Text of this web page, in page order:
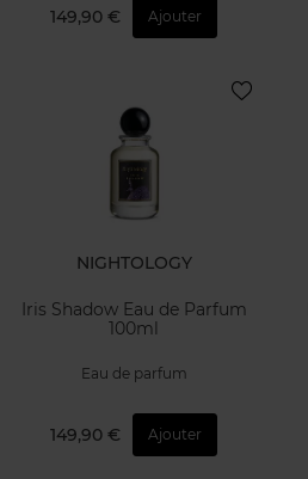
149,90 € Ajouter
NIGHTOLOGY
Iris Shadow Eau de Parfum
100ml
Eau de parfum
149,90 € Ajouter